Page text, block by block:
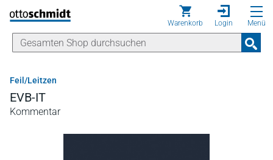
Direkt zum Inhalt
Warenkorb Login Menü
Feil/Leitzen
EVB-IT
Kommentar